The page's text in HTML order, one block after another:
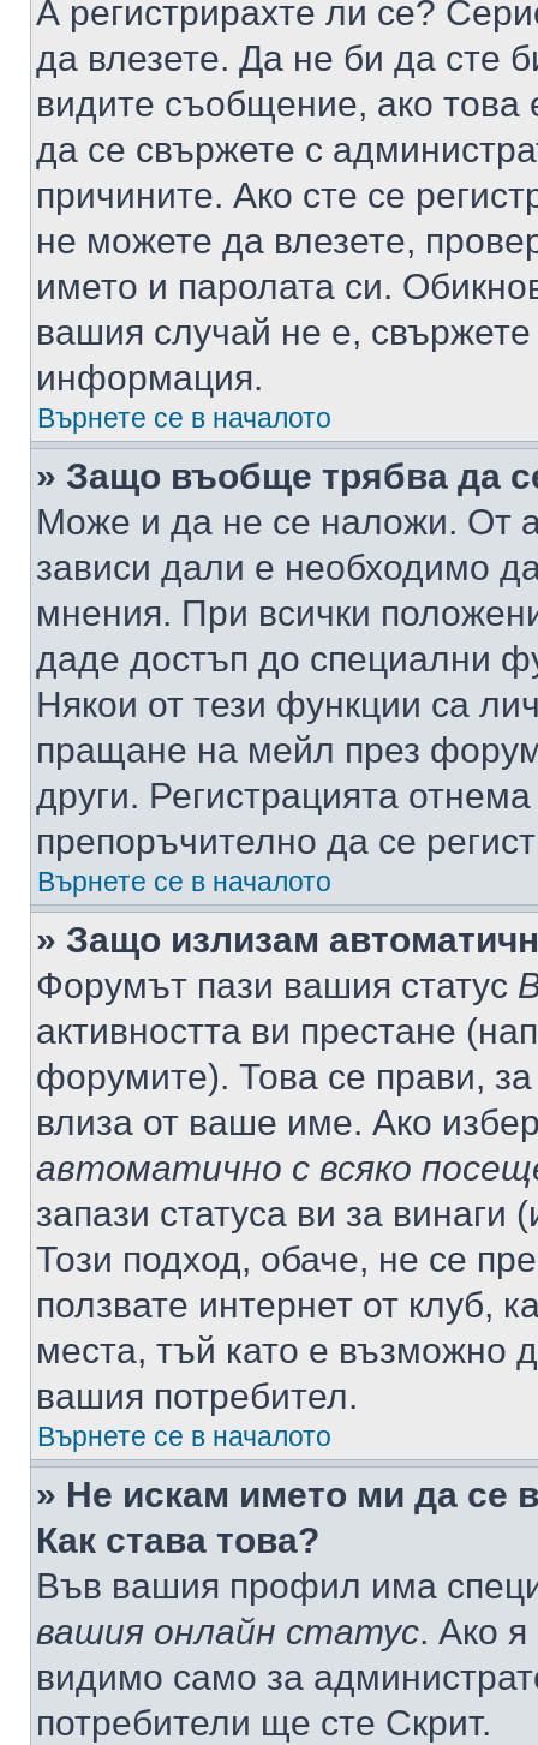
А регистрирахте ли се?
да влезете. Да не би да сте
видите съобщение, ако това
да се свържете с
причините. Ако сте се
не можете да влезете,
името и паролата си.
вашия случай не е,
информация.
Върнете се в началото
» Защо въобще трябва да
Може и да не се наложи. От
зависи дали е необходимо
мнения. При всички
даде достъп до специални
Някои от тези функции са
пращане на мейл през
други. Регистрацията
препоръчително да се
Върнете се в началото
» Защо излизам
Форумът пази вашия статус
активността ви престане
форумите). Това се прави,
влиза от ваше име. Ако
автоматично с всяко
запази статуса ви за винаги
Този подход, обаче, не се
ползвате интернет от клуб,
места, тъй като е възможно
вашия потребител.
Върнете се в началото
» Не искам името ми да се
Как става това?
Във вашия профил има
вашия онлайн статус. Ако
видимо само за
потребители ще сте Скрит.